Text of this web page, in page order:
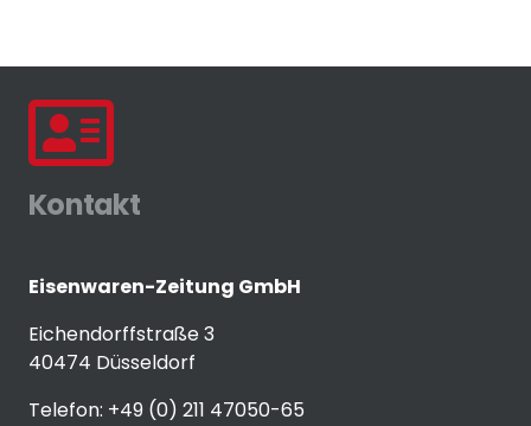
Kontakt
Eisenwaren-Zeitung GmbH
Eichendorffstraße 3
40474 Düsseldorf
Telefon: +49 (0) 211 47050-65